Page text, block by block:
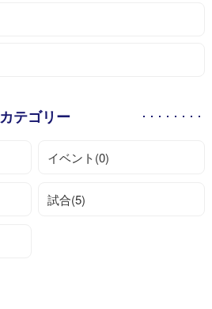
カテゴリー
イベント(0)
試合(5)